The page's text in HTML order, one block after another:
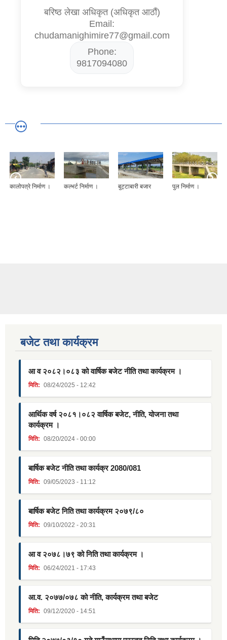
बरिष्ठ लेखा अधिकृत (अधिकृत आठौं)
Email:
chudamanighimire77@gmail.com
Phone:
9817094080
कालोपत्रे निर्माण । कल्भर्ट निर्माण । बुट्टाबारी बजार पुल निर्माण ।
बजेट तथा कार्यक्रम
आ व २०८२।०८३ को वार्षिक बजेट नीति तथा कार्यक्रम ।
मिति: 08/24/2025 - 12:42
आर्थिक वर्ष २०८१।०८२ वार्षिक बजेट, नीति, योजना तथा
कार्यक्रम ।
मिति: 08/20/2024 - 00:00
बार्षिक बजेट नीति तथा कार्यक्र 2080/081
मिति: 09/05/2023 - 11:12
बार्षिक बजेट निति तथा कार्यक्रम २०७९/८०
मिति: 09/10/2022 - 20:31
आ व २०७८।७९ को निति तथा कार्यक्रम ।
मिति: 06/24/2021 - 17:43
आ.व. २०७७/०७८ को नीति, कार्यक्रम तथा बजेट
मिति: 09/12/2020 - 14:51